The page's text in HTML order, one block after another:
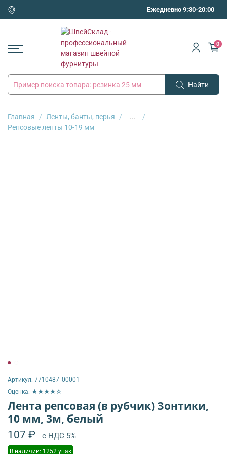
Ежедневно 9:30-20:00
Найти
0
Главная Ленты, банты, перья
...
Репсовые ленты 10-19 мм
Артикул: 7710487_00001
Оценка: ★★★★☆
Лента репсовая (в рубчик) Зонтики,
10 мм, 3м, белый
107 ₽ с НДС 5%
В наличии: 1252 упак